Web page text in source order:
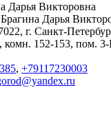
Дарья Викторовна
Брагина Дарья
г. Санкт-
комн. 152-153, пом.
, +79117230003